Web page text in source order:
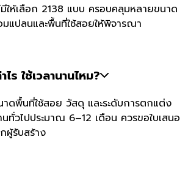
ให้เลือก 2138 แบบ ครอบคลุมหลายขนาด
แปลนและพื้นที่ใช้สอยให้พิจารณา
ไร ใช้เวลานานไหม?
ดพื้นที่ใช้สอย วัสดุ และระดับการตกแต่ง
นทั่วไปประมาณ 6–12 เดือน ควรขอใบเสนอ
ผู้รับสร้าง